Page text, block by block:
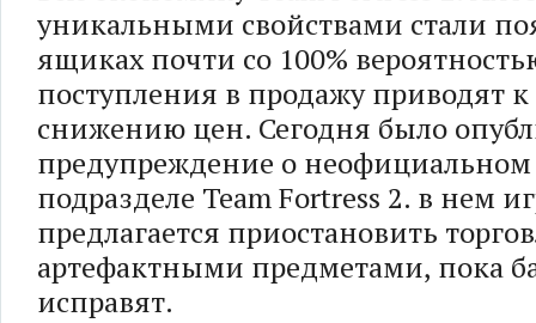
уникальными свойствами стали
ящиках почти со 100%
поступления в продажу приводят к
снижению цен. Сегодня было
предупреждение о неофициальном
подразделе Team Fortress 2. в нем
предлагается приостановить
артефактными предметами, пока
исправят.